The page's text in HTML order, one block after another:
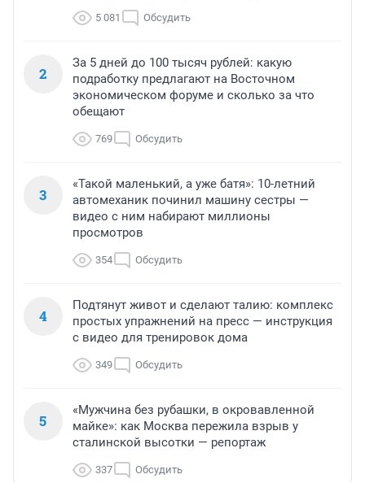
5 081 Обсудить
2
За 5 дней до 100 тысяч рублей: какую
подработку предлагают на Восточном
экономическом форуме и сколько за что
обещают
769 Обсудить
3
«Такой маленький, а уже батя»: 10-летний
автомеханик починил машину сестры —
видео с ним набирают миллионы
просмотров
354 Обсудить
4
Подтянут живот и сделают талию: комплекс
простых упражнений на пресс — инструкция
с видео для тренировок дома
349 Обсудить
5
«Мужчина без рубашки, в окровавленной
майке»: как Москва пережила взрыв у
сталинской высотки — репортаж
337 Обсудить